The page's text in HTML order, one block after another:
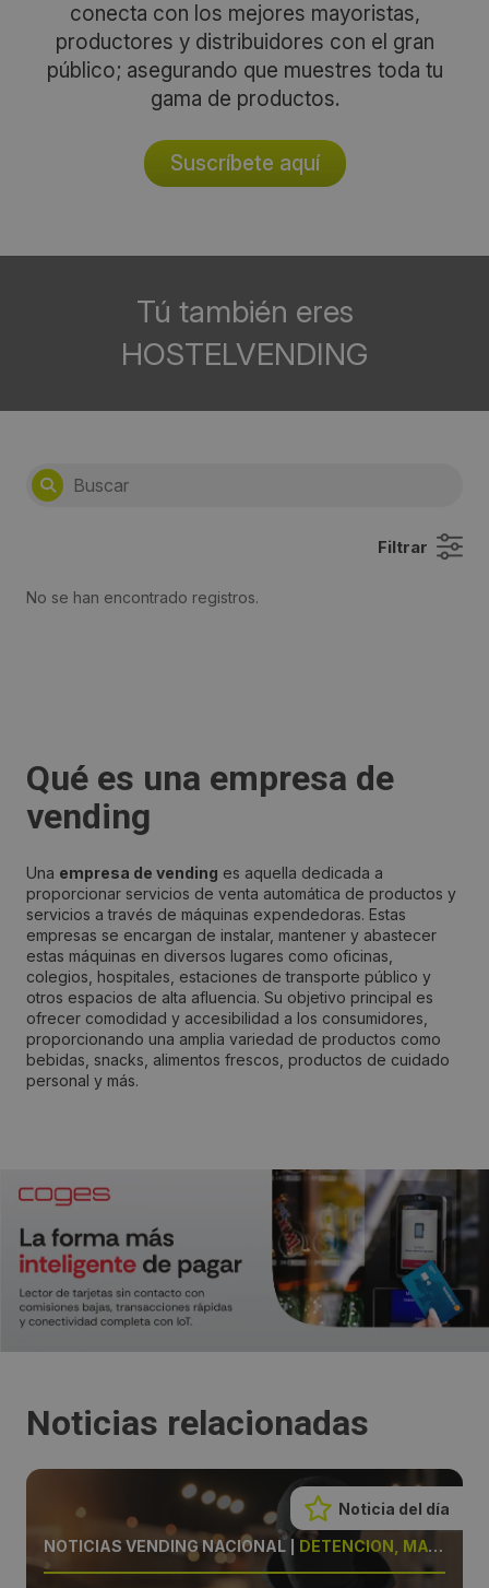
conecta con los mejores mayoristas,
productores y distribuidores con el gran
público; asegurando que muestres toda tu
gama de productos.
Suscríbete aquí
Tú también eres
HOSTELVENDING
Filtrar
No se han encontrado registros.
Qué es una empresa de
vending
Una empresa de vending es aquella dedicada a
proporcionar servicios de venta automática de productos y
servicios a través de máquinas expendedoras. Estas
empresas se encargan de instalar, mantener y abastecer
estas máquinas en diversos lugares como oficinas,
colegios, hospitales, estaciones de transporte público y
otros espacios de alta afluencia. Su objetivo principal es
ofrecer comodidad y accesibilidad a los consumidores,
proporcionando una amplia variedad de productos como
bebidas, snacks, alimentos frescos, productos de cuidado
personal y más.
Noticias relacionadas
NOTICIAS VENDING NACIONAL DETENCIÓN, MÁQUINAS
Noticia del día